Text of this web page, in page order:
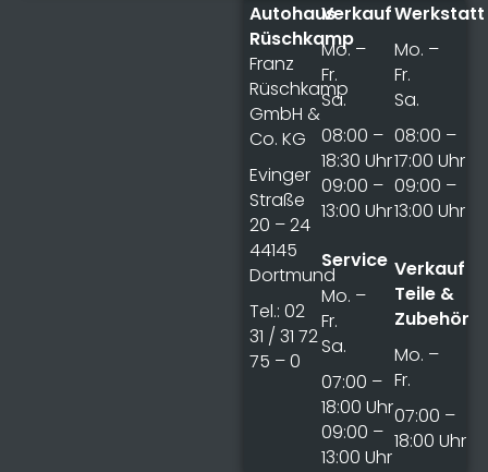
Autohaus
Rüschkamp
Franz
Rüschkamp
GmbH &
Co. KG
Evinger
Straße
20 – 24
44145
Dortmund
Tel.: 02
31 / 31 72
75 – 0
Verkauf
Mo. –
Fr.
Sa.
08:00 –
18:30 Uhr
09:00 –
13:00 Uhr
Service
Mo. –
Fr.
Sa.
07:00 –
18:00 Uhr
09:00 –
13:00 Uhr
Werkstatt
Mo. –
Fr.
Sa.
08:00 –
17:00 Uhr
09:00 –
13:00 Uhr
Verkauf
Teile &
Zubehör
Mo. –
Fr.
07:00 –
18:00 Uhr